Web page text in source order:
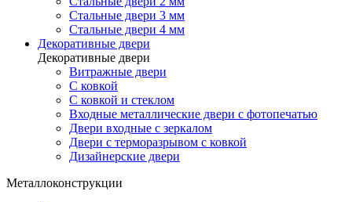
Стальные двери 3 мм
Стальные двери 4 мм
Декоративные двери
Декоративные двери
Витражные двери
С ковкой
С ковкой и стеклом
Входные металлические двери с фотопечатью
Двери входные с зеркалом
Двери с терморазрывом с ковкой
Дизайнерские двери
Металлоконструкции